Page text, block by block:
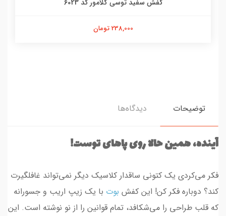
کفش سفید توسی گلامور کد 6023
238,000 تومان
توضیحات دیدگاه‌ها
آینده، همین حالا روی پاهای توست!
فکر می‌کردی یک کتونی ساقدار کلاسیک دیگر نمی‌تواند غافلگیرت
کند؟ دوباره فکر کن! این کفش بوت با یک زیپ اریب و جسورانه
که قلب طراحی را می‌شکافد، تمام قوانین را از نو نوشته است. این